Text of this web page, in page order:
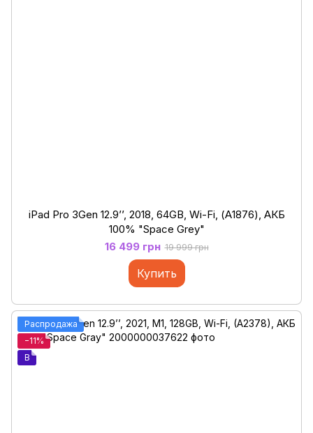
iPad Pro 3Gen 12.9’’, 2018, 64GB, Wi-Fi, (А1876), АКБ
100% "Space Grey"
16 499 грн 19 999 грн
Купить
Распродажа
−11%
B